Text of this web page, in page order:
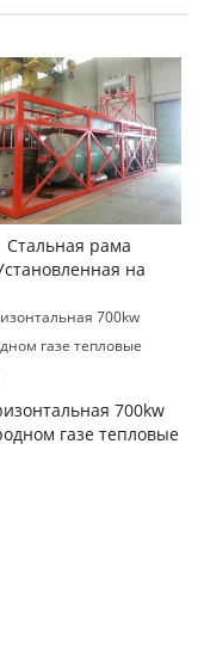
Стальная рама
на
Тепловые нефти
700kw
газе тепловые